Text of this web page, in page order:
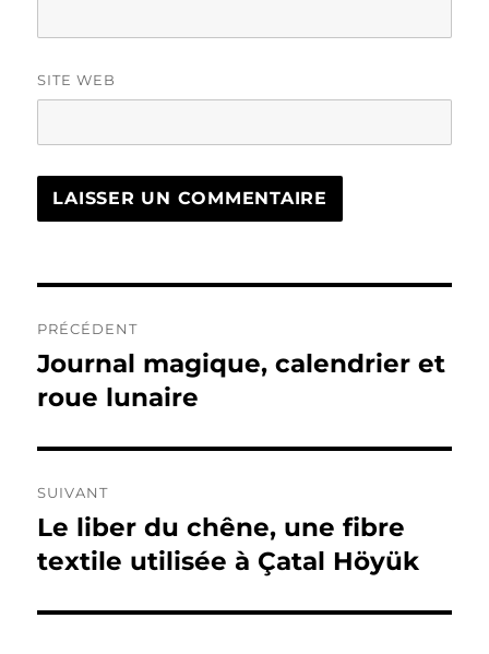
SITE WEB
de
l’article
PRÉCÉDENT
Publication
précédente :
Journal magique, calendrier et
roue lunaire
SUIVANT
Publication
suivante :
Le liber du chêne, une fibre
textile utilisée à Çatal Höyük